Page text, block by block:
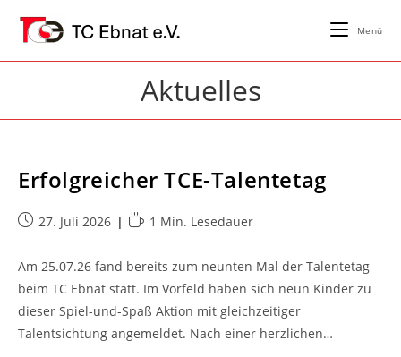
Inhalt
Menü
Aktuelles
Erfolgreicher TCE-Talentetag
Beitrag27. Juli 2026 Lesedauer:
1 Min. Lesedauer
Am 25.07.26 fand bereits zum neunten Mal der Talentetag
beim TC Ebnat statt. Im Vorfeld haben sich neun Kinder zu
dieser Spiel-und-Spaß Aktion mit gleichzeitiger
Talentsichtung angemeldet. Nach einer herzlichen…